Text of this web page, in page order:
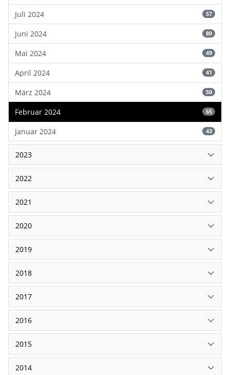
Juli 2024 57
Juni 2024 80
Mai 2024 49
April 2024 41
März 2024 50
Februar 2024 65
Januar 2024 43
2023
2022
2021
2020
2019
2018
2017
2016
2015
2014